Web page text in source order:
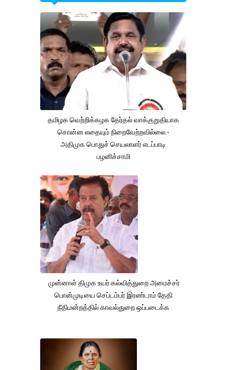
தமிழக வெற்றிக்கழக தேர்தல் வாக்குறுதியாக
சொன்ன எதையும் நிறைவேற்றவில்லை.-
அதிமுக பொதுச் செயலாளர் எடப்பாடி
பழனிச்சாமி
முன்னாள் திமுக உயர் கல்வித்துறை அமைச்சர்
பொன்முடியை செப்டம்பர் இரண்டாம் தேதி
நீதிமன்றத்தில் காவல்துறை ஒப்படைக்க